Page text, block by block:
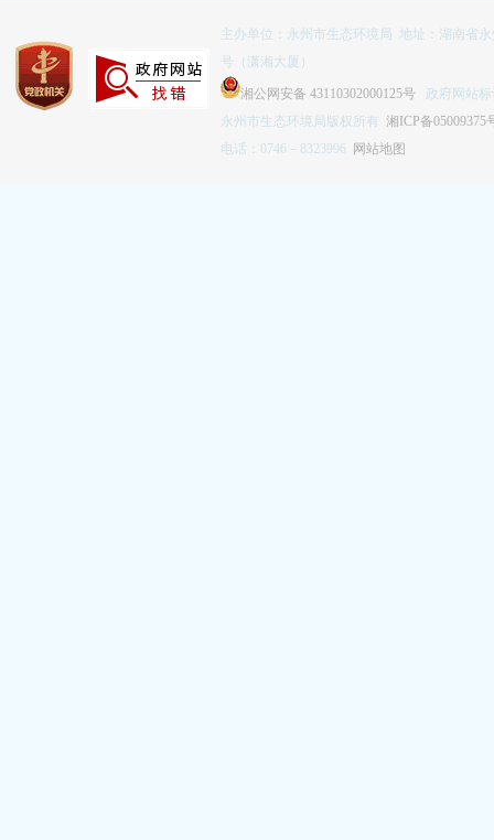
主办单位：永州市生态环境局 地址：湖南省
号（潇湘大厦）
湘公网安备 43110302000125号 政府网站标
永州市生态环境局版权所有 湘ICP备05009375
电话：0746－8323996 网站地图